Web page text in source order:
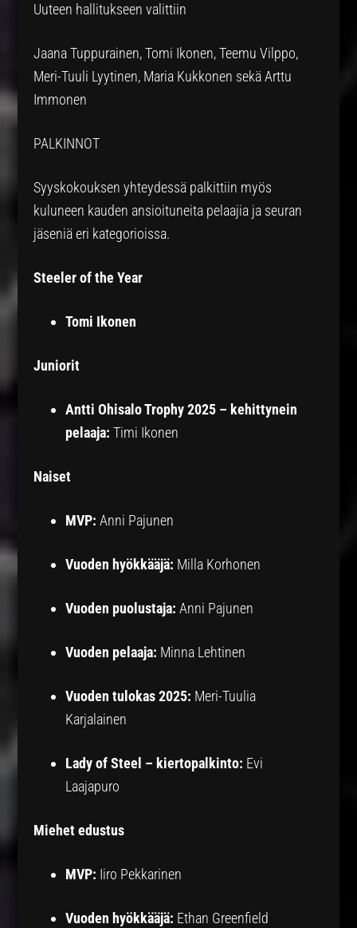
Uuteen hallitukseen valittiin
Jaana Tuppurainen, Tomi Ikonen, Teemu Vilppo,
Meri-Tuuli Lyytinen, Maria Kukkonen sekä Arttu
Immonen
PALKINNOT
Syyskokouksen yhteydessä palkittiin myös
kuluneen kauden ansioituneita pelaajia ja seuran
jäseniä eri kategorioissa.
Steeler of the Year
Tomi Ikonen
Juniorit
Antti Ohisalo Trophy 2025 – kehittynein
pelaaja: Timi Ikonen
Naiset
MVP: Anni Pajunen
Vuoden hyökkääjä: Milla Korhonen
Vuoden puolustaja: Anni Pajunen
Vuoden pelaaja: Minna Lehtinen
Vuoden tulokas 2025: Meri-Tuulia
Karjalainen
Lady of Steel – kiertopalkinto: Evi
Laajapuro
Miehet edustus
MVP: Iiro Pekkarinen
Vuoden hyökkääjä: Ethan Greenfield